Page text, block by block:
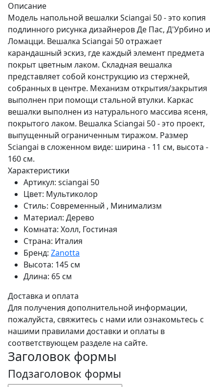
Описание
Модель напольной вешалки Sciangai 50 - это копия
подлинного рисунка дизайнеров Де Пас, Д'Урбино и
Ломацци. Вешалка Sciangai 50 отражает
карандашный эскиз, где каждый элемент предмета
покрыт цветным лаком. Складная вешалка
представляет собой конструкцию из стержней,
собранных в центре. Механизм открытия/закрытия
выполнен при помощи стальной втулки. Каркас
вешалки выполнен из натурального массива ясеня,
покрытого лаком. Вешалка Sciangai 50 - это проект,
выпущенный ограниченным тиражом. Размер
Sciangai в сложенном виде: ширина - 11 см, высота -
160 см.
Характеристики
Артикул: sciangai 50
Цвет: Мультиколор
Стиль: Современный , Минимализм
Материал: Дерево
Комната: Холл, Гостиная
Страна: Италия
Бренд: Zanotta
Высота: 145 см
Длина: 65 см
Доставка и оплата
Для получения дополнительной информации,
пожалуйста, свяжитесь с нами или ознакомьтесь с
нашими правилами доставки и оплаты в
соответствующем разделе на сайте.
Заголовок формы
Подзаголовок формы